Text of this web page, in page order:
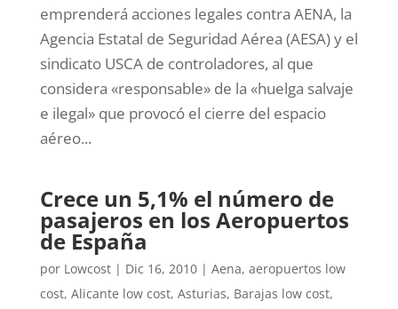
emprenderá acciones legales contra AENA, la
Agencia Estatal de Seguridad Aérea (AESA) y el
sindicato USCA de controladores, al que
considera «responsable» de la «huelga salvaje
e ilegal» que provocó el cierre del espacio
aéreo...
Crece un 5,1% el número de
pasajeros en los Aeropuertos
de España
por Lowcost| Dic 16, 2010| Aena, aeropuertos low
cost, Alicante low cost, Asturias, Barajas low cost,